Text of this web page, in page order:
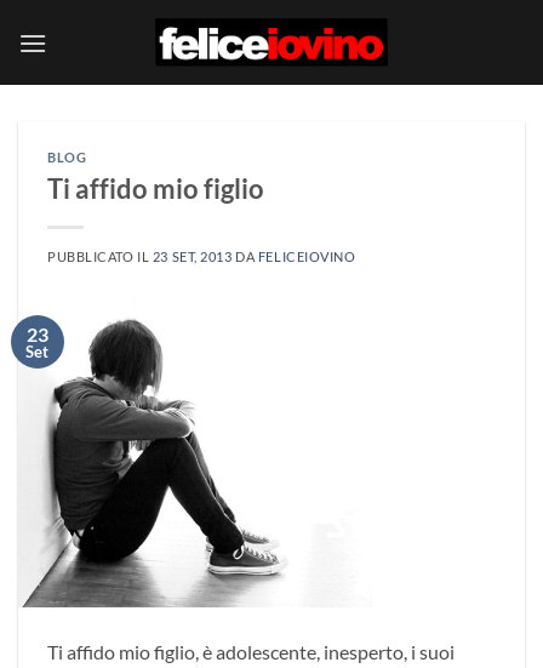
BLOG
Ti affido mio figlio
PUBBLICATO IL 23 SET, 2013 DA FELICEIOVINO
23
Set
Ti affido mio figlio, è adolescente, inesperto, i suoi